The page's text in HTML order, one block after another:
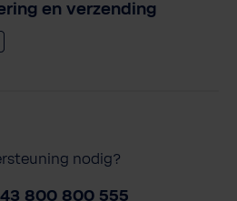
en verzending
nodig?
800 800 555